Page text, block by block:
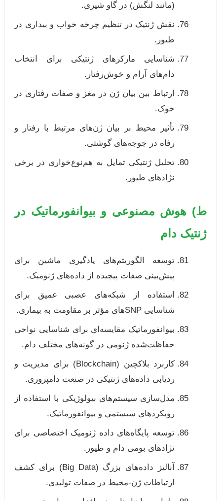
(مانند لنگش) در گاو شیری.
نقش ژنتیک در تنظیم چرخه خواب و بیداری در
طیور.
شناسایی مارکرهای ژنتیکی برای انتخاب
دام‌های آرام و خوش‌رفتار.
ارتباط بین بیان ژن در مغز و صفات رفتاری در
خوک.
تأثیر محیط بر بیان ژن‌های مرتبط با رفتار و
رفاه در جوجه‌های گوشتی.
تحلیل ژنتیکی تمایل به هم‌نوع‌خواری در برخی
نژادهای طیور.
ط) هوش مصنوعی و بیوانفورماتیک در
ژنتیک دام
توسعه الگوریتم‌های یادگیری ماشین برای
پیش‌بینی صفات پیچیده از داده‌های ژنومیک.
استفاده از شبکه‌های عصبی عمیق برای
شناسایی SNP‌های مؤثر بر مقاومت به بیماری.
بیوانفورماتیک مقایسه‌ای برای شناسایی نواحی
حفاظت‌شده ژنومی در گونه‌های مختلف دام.
کاربرد بلاکچین (Blockchain) برای مدیریت و
ردیابی داده‌های ژنتیکی در صنعت دامپروری.
مدل‌سازی سیستم‌های بیولوژیکی با استفاده از
رویکردهای سیستمی و بیوانفورماتیک.
توسعه پایگاه‌های داده ژنومیک اختصاصی برای
نژادهای بومی دام و طیور.
آنالیز داده‌های بزرگ (Big Data) برای کشف
ارتباطات ژن-محیط در صفات تولیدی.